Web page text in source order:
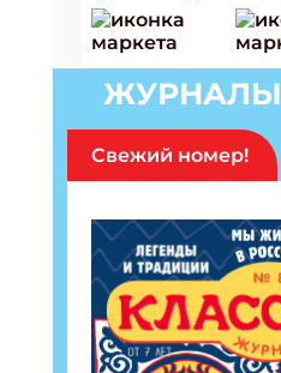
ЖУРНАЛЫ
Свежий номер!